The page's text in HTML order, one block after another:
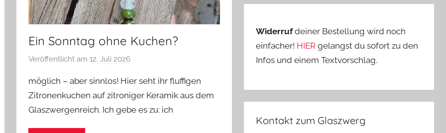
Ein Sonntag ohne Kuchen?
Veröffentlicht am12. Juli 2026
n
G
l
möglich – aber sinnlos! Hier seht ihr fluffigen
Zitronenkuchen auf zitroniger Keramik aus dem
Glaszwergenreich. Ich gebe es zu: ich
Widerrufdeiner Bestellung wird noch
einfacher! HIERgelangst du sofort zu den
Infos und einem Textvorschlag.
Kontakt zum Glaszwerg